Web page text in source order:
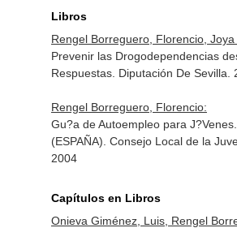
Libros
Rengel Borreguero, Florencio,
Prevenir las Drogodependencias
Respuestas. Diputación De Sevilla.
Rengel Borreguero, Florencio:
Gu?a de Autoempleo para
(ESPAÑA). Consejo Local de la
2004
Capítulos en Libros
Onieva Giménez, Luis, Rengel